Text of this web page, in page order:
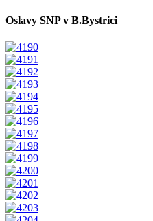
Oslavy SNP v B.Bystrici